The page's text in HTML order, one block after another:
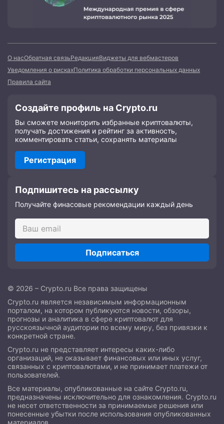
О насОбратная связьРедакцияВиджеты для вебмастеров
Уведомления о рискахПолитика обработки персональных данных
Правила сайта
Создайте профиль на Crypto.ru
Вы сможете мониторить избранные криптовалюты,
получать достижения и рейтинг за активность,
комментировать статьи, сохранять материалы
Регистрация
Подпишитесь на рассылку
Получайте финасовые рекомендации каждый день
Подписаться
© 2026 – Crypto.ru Все права защищены
Crypto.ru является независимым информационным
порталом, на котором публикуются новости, обзоры,
прогнозы и аналитика в сфере криптовалют для
русскоязычной аудитории по всему миру, без привязки к
конкретной стране.
Crypto.ru не представляет интересы каких-либо
организаций, не оказывает финансовых или иных услуг,
связанных с криптовалютами, и не принимает платежи от
пользователей.
Все материалы, опубликованные на сайте Crypto.ru,
предназначены исключительно для ознакомления. Crypto.ru
не несет ответственности за принимаемые решения или
понесенные убытки после использования опубликованных